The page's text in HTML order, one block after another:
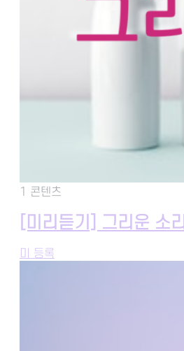
1 콘텐츠
[미리듣기] 그리운 소리
미 등록